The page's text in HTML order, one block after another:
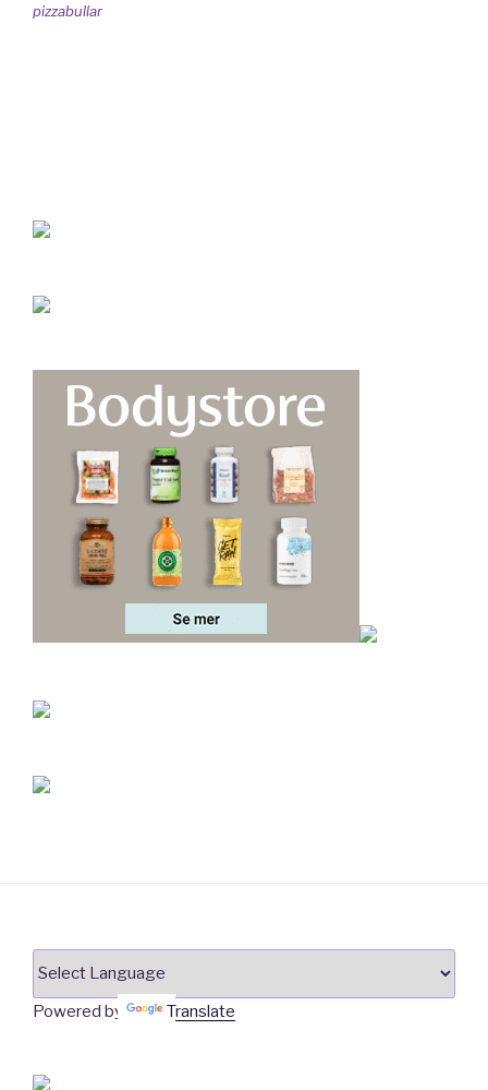
pizzabullar
Powered by Translate